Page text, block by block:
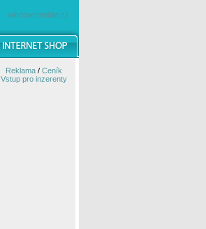
windowsmobile.cz
Reklama/ Ceník
Vstup pro inzerenty